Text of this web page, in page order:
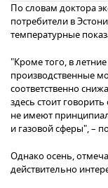
По словам доктора
потребители в
температурные
"Кроме того, в
производственные
соответственно
здесь стоит
не имеют
и газовой сферы", –
Однако осень,
действительно